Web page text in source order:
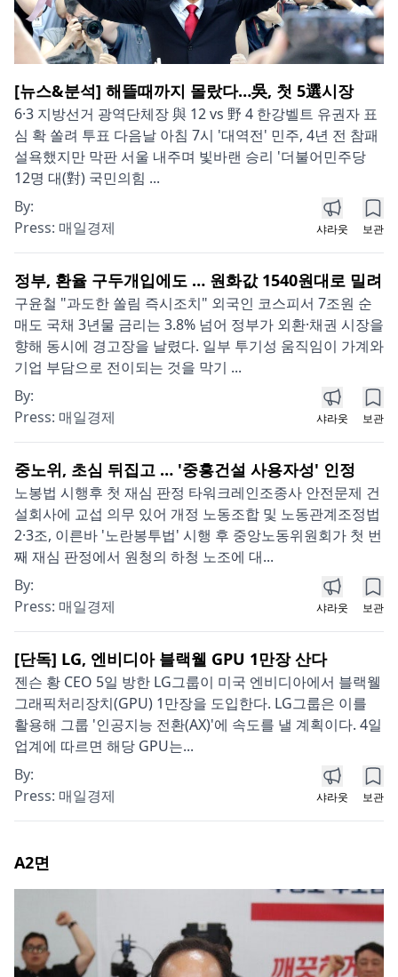
[뉴스&분석] 해뜰때까지 몰랐다…吳, 첫 5選시장
6·3 지방선거 광역단체장 與 12 vs 野 4 한강벨트 유권자 표
심 확 쏠려 투표 다음날 아침 7시 '대역전' 민주, 4년 전 참패
설욕했지만 막판 서울 내주며 빛바랜 승리 '더불어민주당
12명 대(對) 국민의힘 ...
By:
Press: 매일경제 샤라웃 보관
정부, 환율 구두개입에도 … 원화값 1540원대로 밀려
구윤철 "과도한 쏠림 즉시조치" 외국인 코스피서 7조원 순
매도 국채 3년물 금리는 3.8% 넘어 정부가 외환·채권 시장을
향해 동시에 경고장을 날렸다. 일부 투기성 움직임이 가계와
기업 부담으로 전이되는 것을 막기 ...
By:
Press: 매일경제 샤라웃 보관
중노위, 초심 뒤집고 … '중흥건설 사용자성' 인정
노봉법 시행후 첫 재심 판정 타워크레인조종사 안전문제 건
설회사에 교섭 의무 있어 개정 노동조합 및 노동관계조정법
2·3조, 이른바 '노란봉투법' 시행 후 중앙노동위원회가 첫 번
째 재심 판정에서 원청의 하청 노조에 대...
By:
Press: 매일경제 샤라웃 보관
[단독] LG, 엔비디아 블랙웰 GPU 1만장 산다
젠슨 황 CEO 5일 방한 LG그룹이 미국 엔비디아에서 블랙웰
그래픽처리장치(GPU) 1만장을 도입한다. LG그룹은 이를
활용해 그룹 '인공지능 전환(AX)'에 속도를 낼 계획이다. 4일
업계에 따르면 해당 GPU는...
By:
Press: 매일경제 샤라웃 보관
A2면